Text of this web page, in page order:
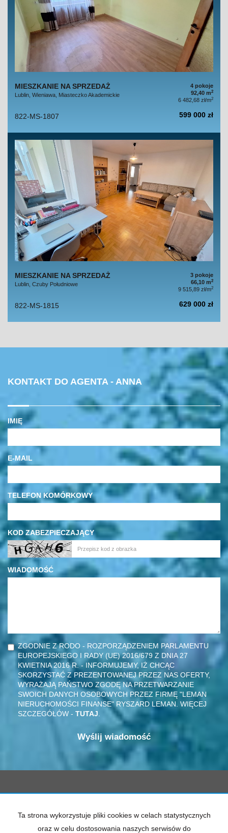
MIESZKANIE NA SPRZEDAŻ
Lublin, Wieniawa, Miasteczko Akademickie
4 pokoje
92,40 m2
6 482,68 zł/m2
822-MS-1807 599 000 zł
MIESZKANIE NA SPRZEDAŻ
Lublin, Czuby Południowe
3 pokoje
66,10 m2
9 515,89 zł/m2
822-MS-1815 629 000 zł
KONTAKT DO AGENTA - ANNA
IMIĘ
E-MAIL
TELEFON KOMÓRKOWY
KOD ZABEZPIECZAJĄCY
WIADOMOŚĆ
ZGODNIE Z RODO - ROZPORZĄDZENIEM PARLAMENTU
EUROPEJSKIEGO I RADY (UE) 2016/679 Z DNIA 27
KWIETNIA 2016 R. - INFORMUJEMY, IŻ CHCĄC
SKORZYSTAĆ Z PREZENTOWANEJ PRZEZ NAS OFERTY,
WYRAŻAJĄ PAŃSTWO ZGODĘ NA PRZETWARZANIE
SWOICH DANYCH OSOBOWYCH PRZEZ FIRMĘ "LEMAN
NIERUCHOMOŚCI FINANSE" RYSZARD LEMAN. WIĘCEJ
SZCZEGÓŁÓW - TUTAJ
20-026 Lublin
kom. 601 33 11 55
Ta strona wykorzystuje pliki cookies w celach statystycznych
oraz w celu dostosowania naszych serwisów do